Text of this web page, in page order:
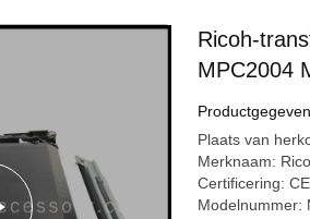
Ricoh-
MPC2004
MPC4504
Plaats van
Merknaam:
Certificering:
Modelnummer: